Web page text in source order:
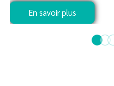
En savoir plus